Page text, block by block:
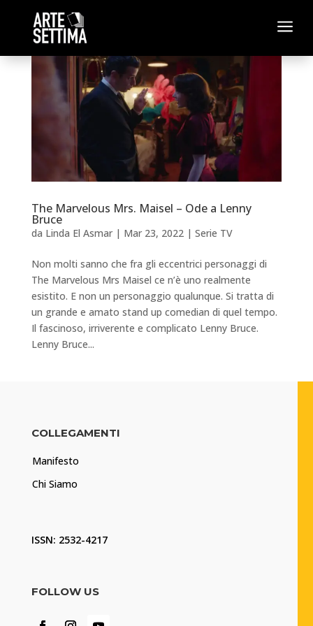
a
The Marvelous Mrs. Maisel – Ode a Lenny
Bruce
da Linda El Asmar| Mar 23, 2022| Serie TV
Non molti sanno che fra gli eccentrici personaggi di
The Marvelous Mrs Maisel ce n’è uno realmente
esistito. E non un personaggio qualunque. Si tratta di
un grande e amato stand up comedian di quel tempo.
Il fascinoso, irriverente e complicato Lenny Bruce.
Lenny Bruce...
COLLEGAMENTI
Manifesto
Chi Siamo
ISSN: 2532-4217
FOLLOW US